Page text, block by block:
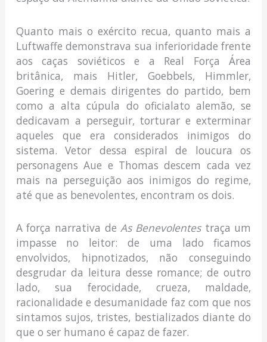
Quanto mais o exército recua, quanto mais a
Luftwaffe demonstrava sua inferioridade frente
aos caças soviéticos e a Real Força Área
britânica, mais Hitler, Goebbels, Himmler,
Goering e demais dirigentes do partido, bem
como a alta cúpula do oficialato alemão, se
dedicavam a perseguir, torturar e exterminar
aqueles que era considerados inimigos do
sistema. Vetor dessa espiral de loucura os
personagens Aue e Thomas descem cada vez
mais na perseguição aos inimigos do regime,
até que as benevolentes, encontram os dois.
A força narrativa deAs Benevolentestraça um
impasse no leitor: de uma lado ficamos
envolvidos, hipnotizados, não conseguindo
desgrudar da leitura desse romance; de outro
lado, sua ferocidade, crueza, maldade,
racionalidade e desumanidade faz com que nos
sintamos sujos, tristes, bestializados diante do
que o ser humano é capaz de fazer.